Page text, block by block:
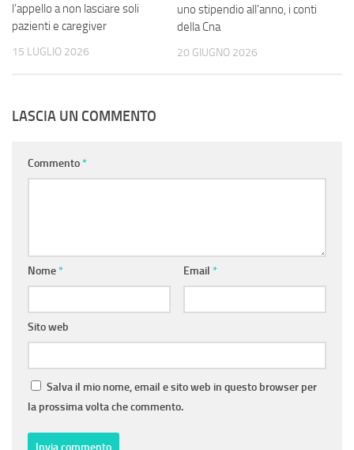
l’appello a non lasciare soli
pazienti e caregiver
15 LUGLIO 2026
uno stipendio all’anno, i conti
della Cna
20 GIUGNO 2026
LASCIA UN COMMENTO
Commento*
Nome* Email *
Sito web
Salva il mio nome, email e sito web in questo browser per
la prossima volta che commento.